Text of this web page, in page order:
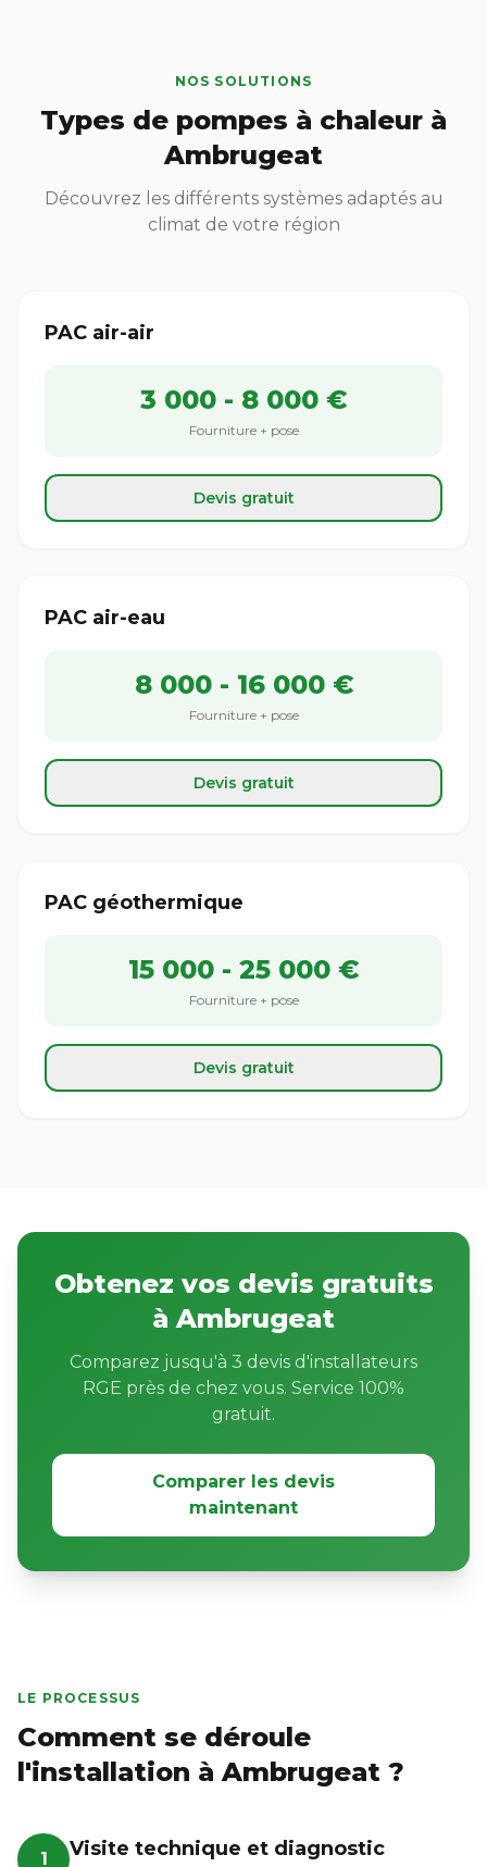
NOS SOLUTIONS
Types de pompes à chaleur à
Ambrugeat
Découvrez les différents systèmes adaptés au
climat de votre région
PAC air-air
3 000 - 8 000 €
Fourniture + pose
Devis gratuit
PAC air-eau
8 000 - 16 000 €
Fourniture + pose
Devis gratuit
PAC géothermique
15 000 - 25 000 €
Fourniture + pose
Devis gratuit
Obtenez vos devis gratuits
à Ambrugeat
Comparez jusqu'à 3 devis d'installateurs
RGE près de chez vous. Service 100%
gratuit.
Comparer les devis
maintenant
LE PROCESSUS
Comment se déroule
l'installation à Ambrugeat ?
1 Visite technique et diagnostic